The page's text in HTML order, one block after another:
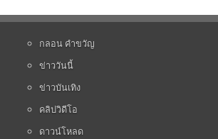
กลอน คำขวัญ
ข่าววันนี้
ข่าวบันเทิง
คลิปวิดีโอ
ดาวน์โหลด